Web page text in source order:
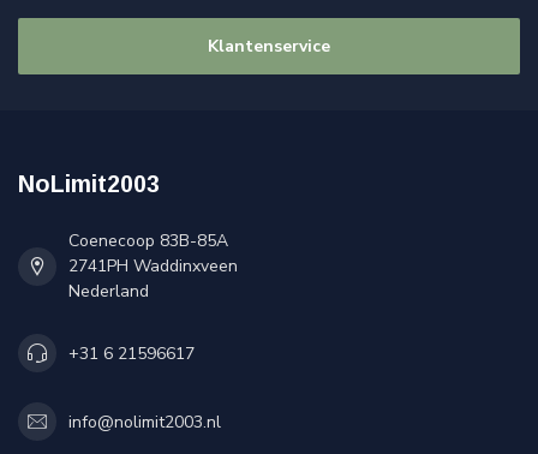
Klantenservice
NoLimit2003
Coenecoop 83B-85A
2741PH Waddinxveen
Nederland
+31 6 21596617
info@nolimit2003.nl